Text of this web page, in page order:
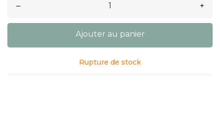
– +
Ajouter au panier
Rupture de stock